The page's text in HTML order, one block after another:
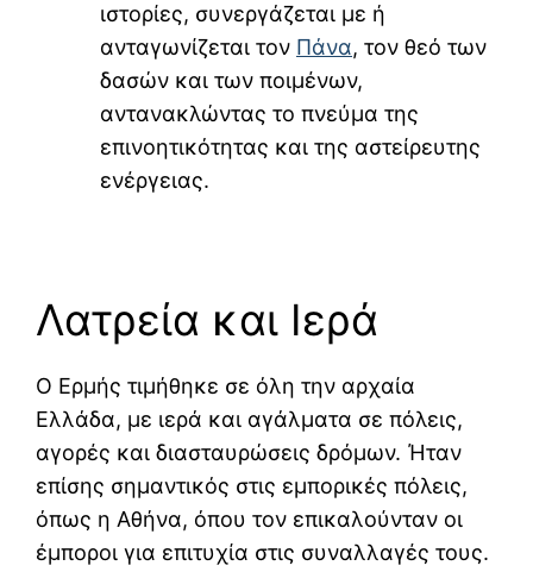
ιστορίες, συνεργάζεται με ή
ανταγωνίζεται τον Πάνα, τον θεό των
δασών και των ποιμένων,
αντανακλώντας το πνεύμα της
επινοητικότητας και της αστείρευτης
ενέργειας.
Λατρεία και Ιερά
Ο Ερμής τιμήθηκε σε όλη την αρχαία
Ελλάδα, με ιερά και αγάλματα σε πόλεις,
αγορές και διασταυρώσεις δρόμων. Ήταν
επίσης σημαντικός στις εμπορικές πόλεις,
όπως η Αθήνα, όπου τον επικαλούνταν οι
έμποροι για επιτυχία στις συναλλαγές τους.